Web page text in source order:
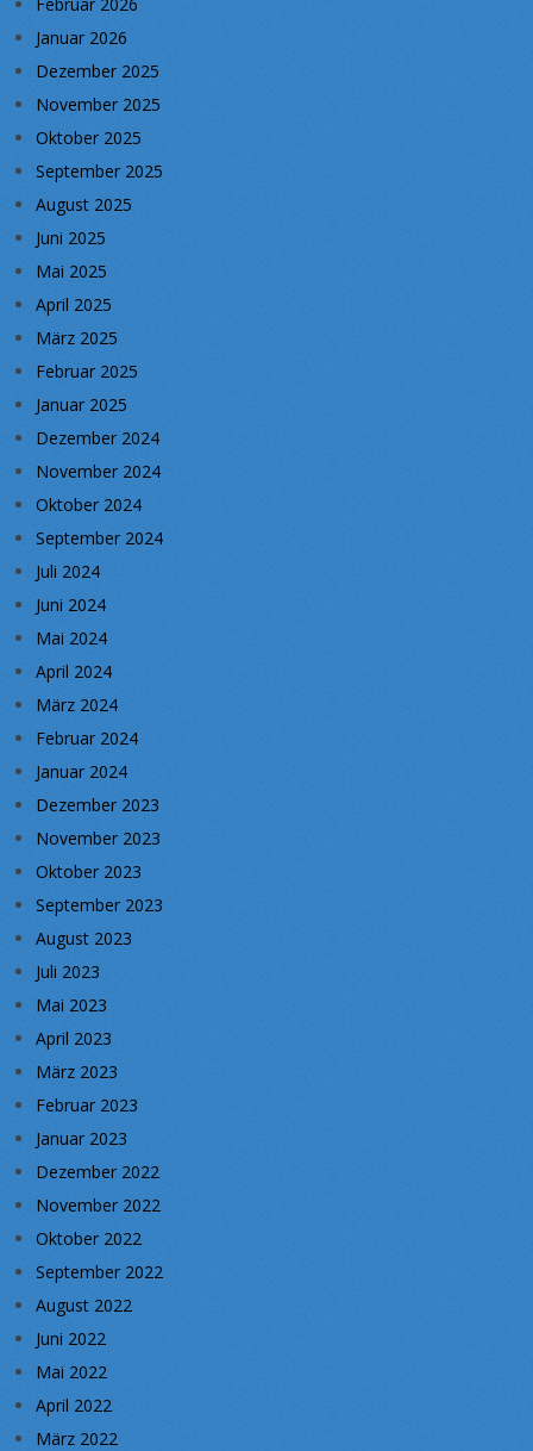
Januar 2026
Dezember 2025
November 2025
Oktober 2025
September 2025
August 2025
Juni 2025
Mai 2025
April 2025
März 2025
Februar 2025
Januar 2025
Dezember 2024
November 2024
Oktober 2024
September 2024
Juli 2024
Juni 2024
Mai 2024
April 2024
März 2024
Februar 2024
Januar 2024
Dezember 2023
November 2023
Oktober 2023
September 2023
August 2023
Juli 2023
Mai 2023
April 2023
März 2023
Februar 2023
Januar 2023
Dezember 2022
November 2022
Oktober 2022
September 2022
August 2022
Juni 2022
Mai 2022
April 2022
März 2022